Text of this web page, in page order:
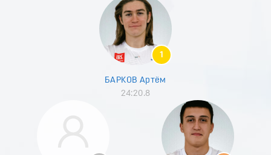
1
БАРКОВ Артём
24:20.8